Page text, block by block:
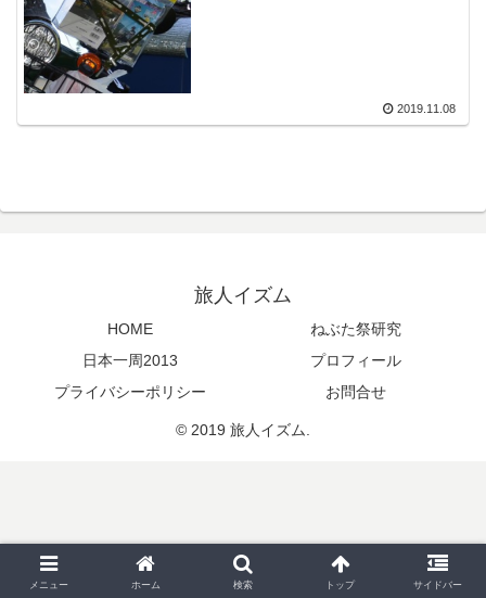
2019.11.08
旅人イズム
HOME
ねぶた祭研究
日本一周2013
プロフィール
プライバシーポリシー
お問合せ
© 2019 旅人イズム.
メニュー ホーム 検索 トップ サイドバー